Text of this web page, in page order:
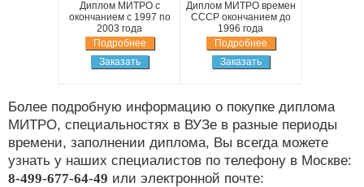
Диплом МИТРО с
окончанием с 1997 по
2003 года
Подробнее
Заказать
Диплом МИТРО времен
СССР окончанием до
1996 года
Подробнее
Заказать
Более подробную информацию о покупке диплома
МИТРО, специальностях в ВУЗе в разные периоды
времени, заполнении диплома, Вы всегда можете
узнать у наших специалистов по телефону в Москве:
8-499-677-64-49 или электронной почте: